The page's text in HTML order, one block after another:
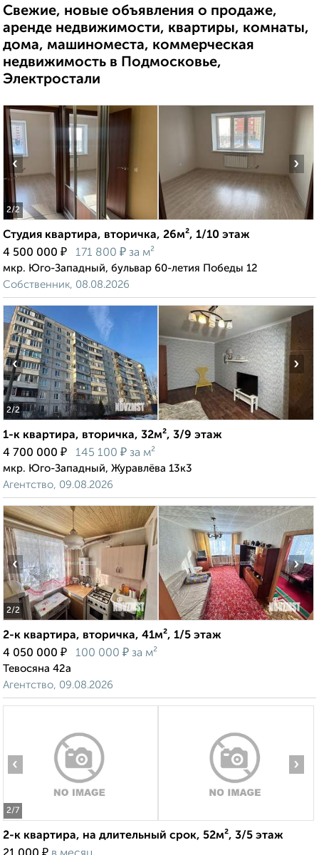
Свежие, новые объявления о продаже,
аренде недвижимости, квартиры, комнаты,
дома, машиноместа, коммерческая
недвижимость в Подмосковье,
Электростали
2/2
‹ ›
Студия квартира, вторичка, 26м², 1/10 этаж
4 500 000 ₽ 171 800 ₽ за м²
мкр. Юго-Западный, бульвар 60-летия Победы 12
Собственник, 08.08.2026
2/2
‹ ›
1-к квартира, вторичка, 32м², 3/9 этаж
4 700 000 ₽ 145 100 ₽ за м²
мкр. Юго-Западный, Журавлёва 13к3
Агентство, 09.08.2026
2/2
‹ ›
2-к квартира, вторичка, 41м², 1/5 этаж
4 050 000 ₽ 100 000 ₽ за м²
Тевосяна 42а
Агентство, 09.08.2026
2/7
‹ ›
2-к квартира, на длительный срок, 52м², 3/5 этаж